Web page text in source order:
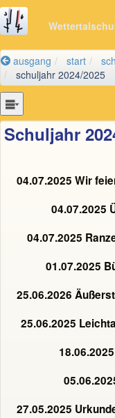
ausgang start
schuljahr 2024/2025
Schuljahr
04.07.2025 Wir
04.07.2025
04.07.2025
01.07.2025
25.06.2026
25.06.2025
27.05.2025